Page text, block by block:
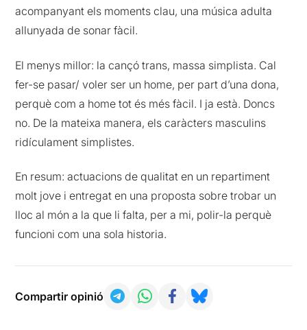
acompanyant els moments clau, una música adulta
allunyada de sonar fàcil.
El menys millor: la cançó trans, massa simplista. Cal
fer-se pasar/ voler ser un home, per part d’una dona,
perquè com a home tot és més fàcil. I ja està. Doncs
no. De la mateixa manera, els caràcters masculins
ridículament simplistes.
En resum: actuacions de qualitat en un repartiment
molt jove i entregat en una proposta sobre trobar un
lloc al món a la que li falta, per a mi, polir-la perquè
funcioni com una sola historia.
Compartir opinió